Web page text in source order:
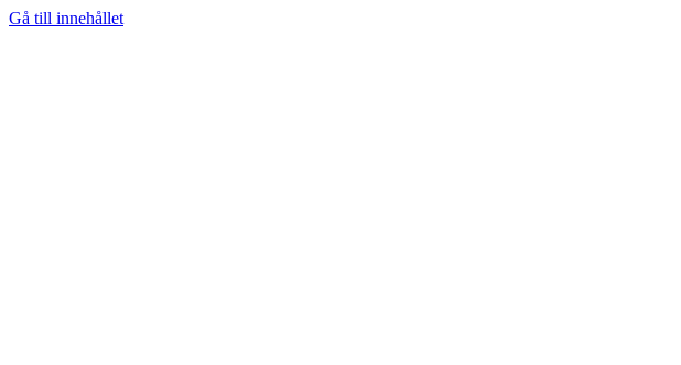
Gå till innehållet